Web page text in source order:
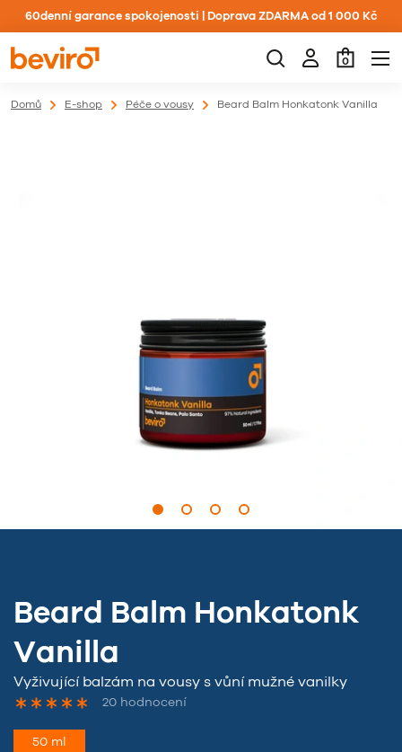
60denní garance spokojenosti | Doprava ZDARMA od 1 000 Kč
0
Domů E-shop Péče o vousy Beard Balm Honkatonk Vanilla
Beard Balm Honkatonk
Vanilla
Vyživující balzám na vousy s vůní mužné vanilky
20 hodnocení
50 ml